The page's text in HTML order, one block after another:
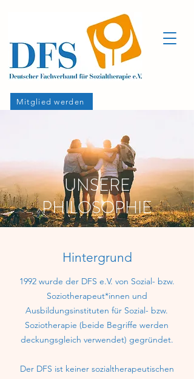
Mitglied werden
UNSERE
PHILOSOPHIE
Hintergrund
1992 wurde der DFS e.V. von Sozial- bzw.
Soziotherapeut*innen und
Ausbildungsinstituten für Sozial- bzw.
Soziotherapie (beide Begriffe werden
deckungsgleich verwendet) gegründet.
Der DFS ist keiner sozialtherapeutischen